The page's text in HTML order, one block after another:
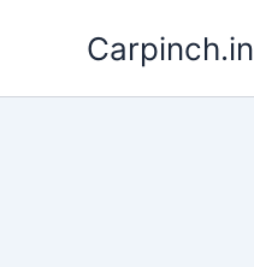
Carpinch.in